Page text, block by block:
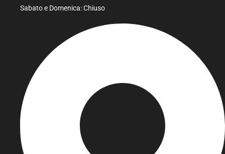
Sabato e Domenica: Chiuso